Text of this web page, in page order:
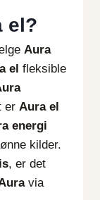
el?
Aura
el fleksible
er Aura el
energi
kilder.
, er det
via